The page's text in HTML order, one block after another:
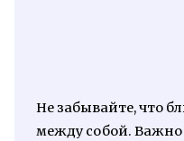
Не забывайте, что
между собой.